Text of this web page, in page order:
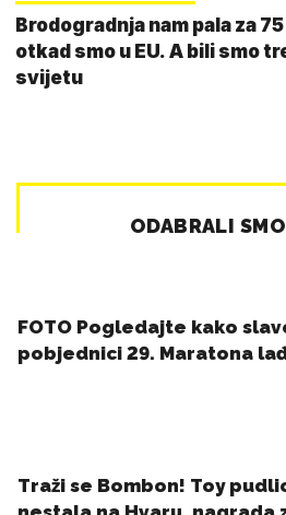
Brodogradnja nam pala za
otkad smo u EU. A bili smo
svijetu